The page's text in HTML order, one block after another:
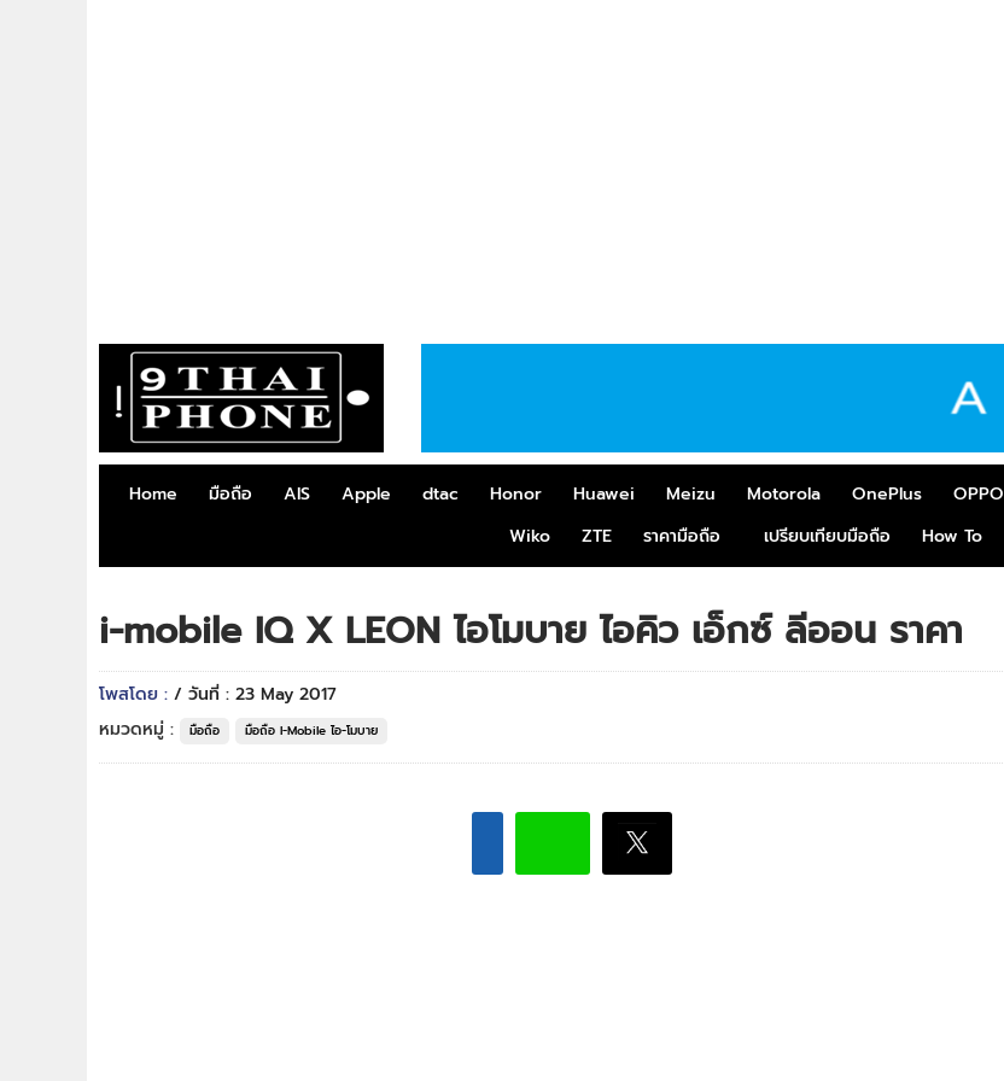
Home มือถือ AIS Apple dtac Honor Huawei Meizu Motorola OnePlus OPPO
Wiko
ZTE ราคามือถือ เปรียบเทียบมือถือ How To
i-mobile IQ X LEON ไอโมบาย ไอคิว เอ็กซ์ ลีออน ราคา
โพสโดย : / วันที่ : 23 May 2017
หมวดหมู่ :
มือถือ มือถือ I-Mobile ไอ-โมบาย